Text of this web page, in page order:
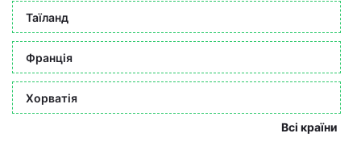
Таїланд
Франція
Хорватія
Всі країни